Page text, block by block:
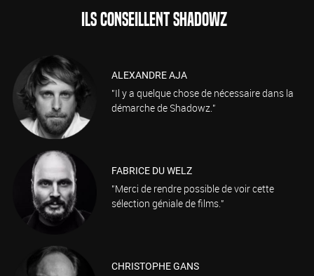
ILS CONSEILLENT SHADOWZ
ALEXANDRE AJA
"Il y a quelque chose de nécessaire dans la
démarche de Shadowz."
FABRICE DU WELZ
"Merci de rendre possible de voir cette
sélection géniale de films."
CHRISTOPHE GANS